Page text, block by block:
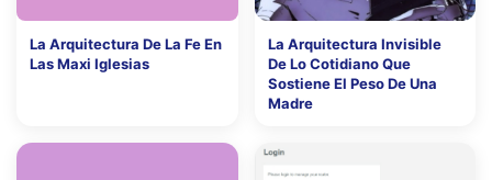
La Arquitectura De La Fe En
Las Maxi Iglesias
La Arquitectura Invisible
De Lo Cotidiano Que
Sostiene El Peso De Una
Madre